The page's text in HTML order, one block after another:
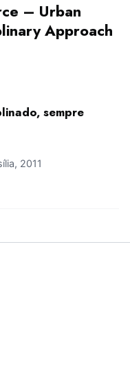
– Urban
Approach
sempre
2011